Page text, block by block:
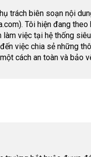
trách biên soạn nội
Tôi hiện đang
làm việc tại hệ thống
việc chia sẻ những
cách an toàn và bảo